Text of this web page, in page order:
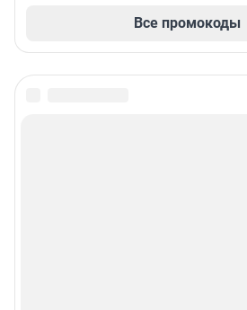
Все промокоды